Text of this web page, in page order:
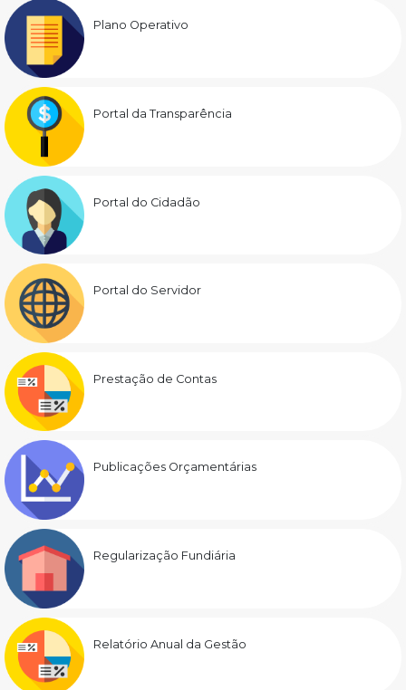
Plano Operativo
Portal da Transparência
Portal do Cidadão
Portal do Servidor
Prestação de Contas
Publicações Orçamentárias
Regularização Fundiária
Relatório Anual da Gestão